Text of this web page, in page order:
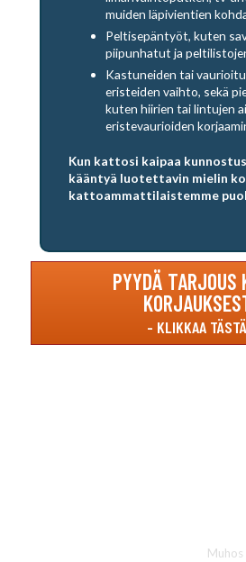
muiden läpivientien
Peltisepäntyöt, kuten
piipunhatut ja
Kastuneiden tai
eristeiden vaihto, sekä
kuten hiirien tai lintujen
eristevaurioiden
Kun kattosi kaipaa
kääntyä luotettavin mielin
kattoammattilaistemme
PYYDÄ TARJOUS
Muhos